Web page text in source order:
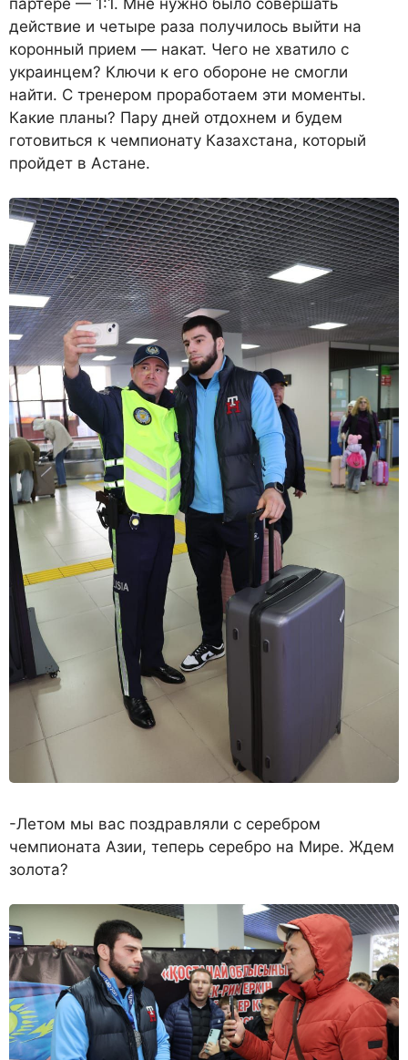
действие и четыре раза получилось выйти на
коронный прием — накат. Чего не хватило с
украинцем? Ключи к его обороне не смогли
найти. С тренером проработаем эти моменты.
Какие планы? Пару дней отдохнем и будем
готовиться к чемпионату Казахстана, который
пройдет в Астане.
-Летом мы вас поздравляли с серебром
чемпионата Азии, теперь серебро на Мире. Ждем
золота?